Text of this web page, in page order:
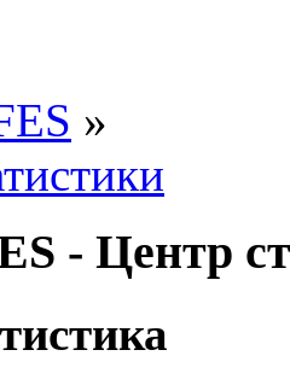
»
- Центр